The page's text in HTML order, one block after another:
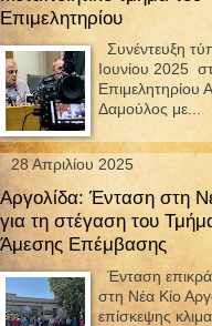
Επιμελητηρίου
Συνέντευξη
Ιουνίου 2025
Επιμελητηρίου
Δαμούλος με...
28 Απριλίου 2025
Αργολίδα: Ένταση στη
για τη στέγαση του
Άμεσης Επέμβασης
Ένταση
στη Νέα Κίο
επίσκεψης